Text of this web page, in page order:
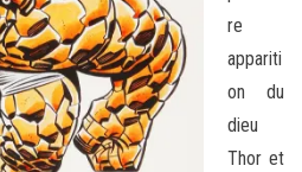
re
appariti
on du
dieu
Thor et